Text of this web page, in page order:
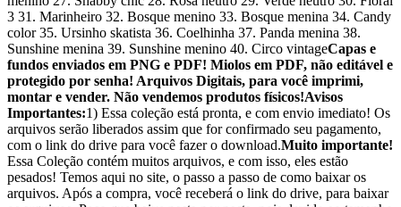
3 31. Marinheiro 32. Bosque menino 33. Bosque menina 34. Candy
color 35. Ursinho skatista 36. Coelhinha 37. Panda menina 38.
Sunshine menina 39. Sunshine menino 40. Circo vintageCapas e
fundos enviados em PNG e PDF! Miolos em PDF, não editável e
protegido por senha! Arquivos Digitais, para você imprimi,
montar e vender. Não vendemos produtos físicos!Avisos
Importantes:1) Essa coleção está pronta, e com envio imediato! Os
arquivos serão liberados assim que for confirmado seu pagamento,
com o link do drive para você fazer o download.Muito importante!
Essa Coleção contém muitos arquivos, e com isso, eles estão
pesados! Temos aqui no site, o passo a passo de como baixar os
arquivos. Após a compra, você receberá o link do drive, para baixar